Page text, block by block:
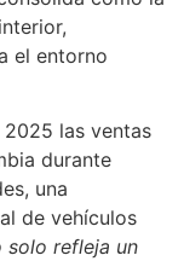
el entorno
las ventas
durante
una
de vehículos
solo refleja un